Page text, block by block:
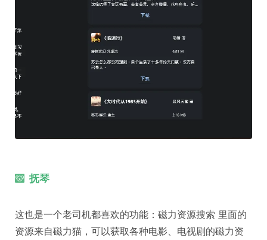
抚琴
这也是一个老司机都喜欢的功能：磁力资源搜索 里面的
资源来自磁力猫，可以获取各种电影、电视剧的磁力资